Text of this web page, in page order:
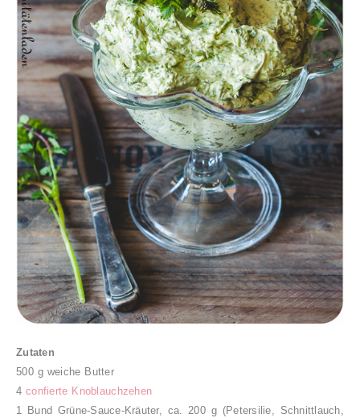
Zutaten
500 g weiche Butter
4confierte Knoblauchzehen
1 Bund Grüne-Sauce-Kräuter, ca. 200 g (Petersilie, Schnittlauch,